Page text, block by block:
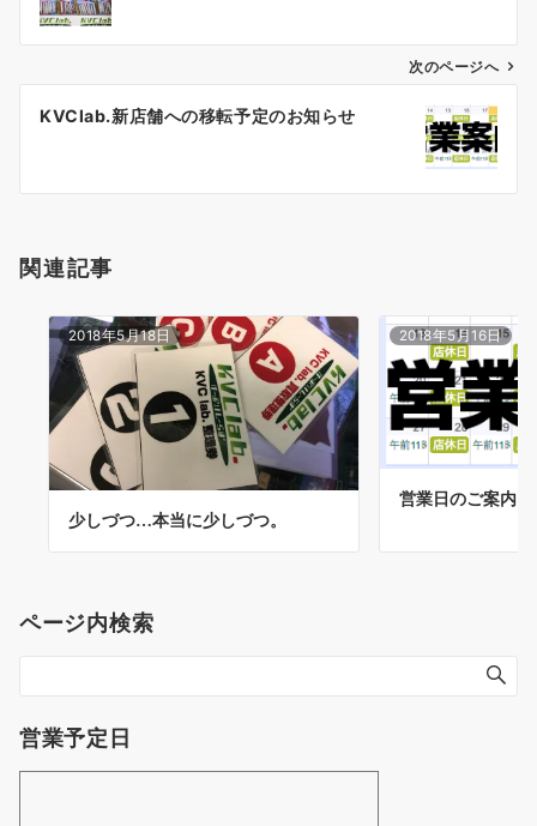
ン
次のページへ
KVClab.新店舗への移転予定のお知らせ
関連記事
2018年5月18日
少しづつ…本当に少しづつ。
2018年5月16日
営業日のご案内
ページ内検索
営業予定日